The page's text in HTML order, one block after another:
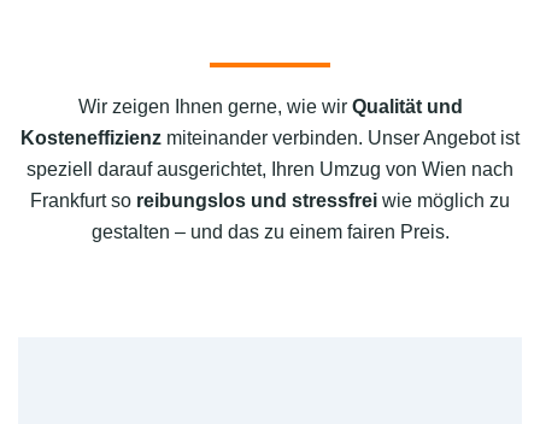
Wir zeigen Ihnen gerne, wie wir Qualität und
Kosteneffizienz miteinander verbinden. Unser Angebot ist
speziell darauf ausgerichtet, Ihren Umzug von Wien nach
Frankfurt so reibungslos und stressfrei wie möglich zu
gestalten – und das zu einem fairen Preis.